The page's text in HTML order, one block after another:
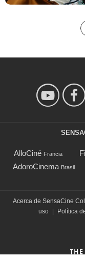
AlloCiné Francia
AdoroCinema Brasil
Acerca de SensaCine
uso
Política